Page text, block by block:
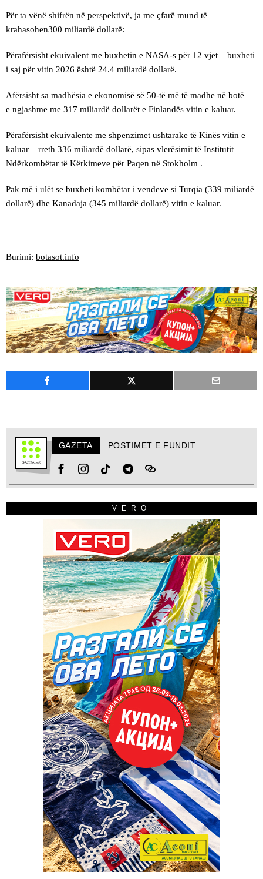
Për ta vënë shifrën në perspektivë, ja me çfarë mund të
krahasohen300 miliardë dollarë:
Përafërsisht ekuivalent me buxhetin e NASA-s për 12 vjet – buxheti
i saj për vitin 2026 është 24.4 miliardë dollarë.
Afërsisht sa madhësia e ekonomisë së 50-të më të madhe në botë –
e ngjashme me 317 miliardë dollarët e Finlandës vitin e kaluar.
Përafërsisht ekuivalente me shpenzimet ushtarake të Kinës vitin e
kaluar – rreth 336 miliardë dollarë, sipas vlerësimit të Institutit
Ndërkombëtar të Kërkimeve për Paqen në Stokholm .
Pak më i ulët se buxheti kombëtar i vendeve si Turqia (339 miliardë
dollarë) dhe Kanadaja (345 miliardë dollarë) vitin e kaluar.
Burimi: botasot.info
GAZETA POSTIMET E FUNDIT
VERO